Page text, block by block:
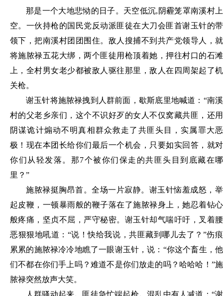
那是一个大地悲恸的日子。天空低沉,阴霾笼罩南溪村上
空。一伙持枪的国民党反动派匪徒在大刀会匪首谢玉针的带
领下，把南溪村团团围住。敌人搜捕不到共产党领导人，就
将施脓禄五花大绑，两个匪徒用枪顶着她，押往村口的石滩
上，全村男女老少都被敌人驱往那里，敌人在四周架起了机
关枪。
谢玉针将施脓禄拽到人群前面，歇斯底里地喊道： “南溪
村的父老乡亲们，这个不识好歹的女人不仅窝藏共匪，还用
阴谋诡计煽动不明真相群众救走了共匪头目，实属罪大恶
极！现在本团长给你们最后一个机会，只要如实回答，就对
你们从轻发落。那7个被你们保走的共匪头目到底藏在哪
里？”
施脓禄挺胸昂首。全场一片寂静。谢玉针恼羞成怒，举
起皮鞭，一顿暴雨般的鞭子落在了施脓禄身上，她忍着钻心
般疼痛，坚贞不屈，严守秘密。谢玉针却气喘吁吁，叉着腰
恶狠狠地吼道： “说！快给我说，共匪藏到哪儿去了？”伤痕
累累的施脓禄冷冷地瞧了一眼谢玉针，说：“你这个畜生，他
们不都在你们手上吗？难道不是你们放走的吗？哈哈哈！”施
脓禄突然放声大笑。
人群骚动起来。匪徒急忙端起枪。混乱中有人减道： “谢